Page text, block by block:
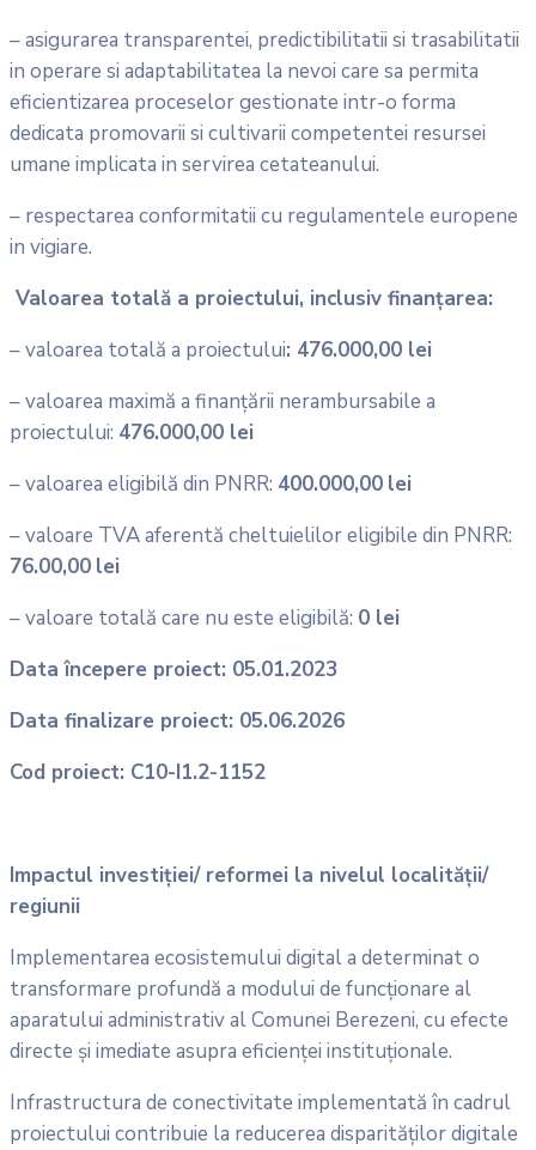
– asigurarea transparentei, predictibilitatii si trasabilitatii
in operare si adaptabilitatea la nevoi care sa permita
eficientizarea proceselor gestionate intr-o forma
dedicata promovarii si cultivarii competentei resursei
umane implicata in servirea cetateanului.
– respectarea conformitatii cu regulamentele europene
in vigiare.
Valoarea totală a proiectului, inclusiv finanțarea:
– valoarea totală a proiectului: 476.000,00 lei
– valoarea maximă a finanțării nerambursabile a
proiectului: 476.000,00 lei
– valoarea eligibilă din PNRR: 400.000,00 lei
– valoare TVA aferentă cheltuielilor eligibile din PNRR:
76.00,00 lei
– valoare totală care nu este eligibilă: 0 lei
Data începere proiect: 05.01.2023
Data finalizare proiect: 05.06.2026
Cod proiect: C10-I1.2-1152
Impactul investiției/ reformei la nivelul localității/
regiunii
Implementarea ecosistemului digital a determinat o
transformare profundă a modului de funcționare al
aparatului administrativ al Comunei Berezeni, cu efecte
directe și imediate asupra eficienței instituționale.
Infrastructura de conectivitate implementată în cadrul
proiectului contribuie la reducerea disparităților digitale